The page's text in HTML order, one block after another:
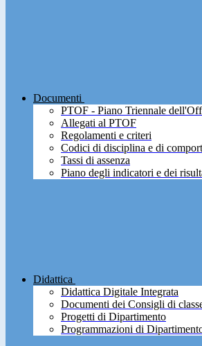
Documenti
PTOF - Piano Triennale
Allegati al PTOF
Regolamenti e criteri
Codici di disciplina e di
Tassi di assenza
Piano degli indicatori e dei
Didattica
Didattica Digitale Integrata
Documenti dei Consigli di
Progetti di Dipartimento
Programmazioni di